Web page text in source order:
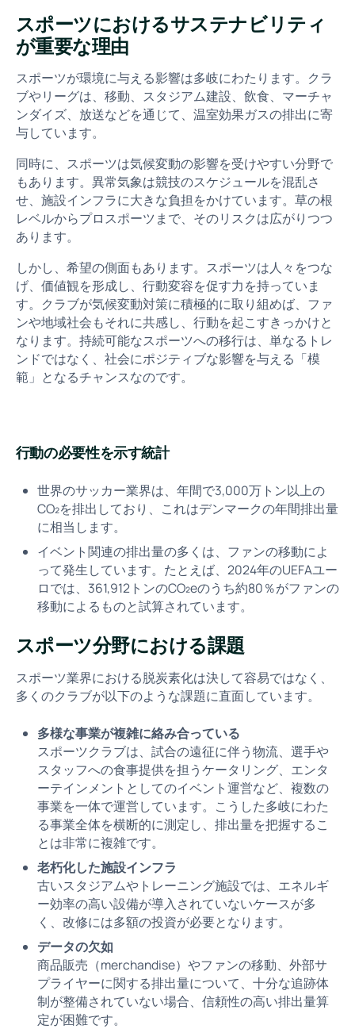
スポーツにおけるサステナビリティ
が重要な理由
スポーツが環境に与える影響は多岐にわたります。クラ
ブやリーグは、移動、スタジアム建設、飲食、マーチャ
ンダイズ、放送などを通じて、温室効果ガスの排出に寄
与しています。
同時に、スポーツは気候変動の影響を受けやすい分野で
もあります。異常気象は競技のスケジュールを混乱さ
せ、施設インフラに大きな負担をかけています。草の根
レベルからプロスポーツまで、そのリスクは広がりつつ
あります。
しかし、希望の側面もあります。スポーツは人々をつな
げ、価値観を形成し、行動変容を促す力を持っていま
す。クラブが気候変動対策に積極的に取り組めば、ファ
ンや地域社会もそれに共感し、行動を起こすきっかけと
なります。持続可能なスポーツへの移行は、単なるトレ
ンドではなく、社会にポジティブな影響を与える「模
範」となるチャンスなのです。
行動の必要性を示す統計
世界のサッカー業界は、年間で3,000万トン以上の
CO₂を排出しており、これはデンマークの年間排出量
に相当します。
イベント関連の排出量の多くは、ファンの移動によ
って発生しています。たとえば、2024年のUEFAユー
ロでは、361,912トンのCO₂eのうち約80％がファンの
移動によるものと試算されています。
スポーツ分野における課題
スポーツ業界における脱炭素化は決して容易ではなく、
多くのクラブが以下のような課題に直面しています。
多様な事業が複雑に絡み合っている
スポーツクラブは、試合の遠征に伴う物流、選手や
スタッフへの食事提供を担うケータリング、エンタ
ーテインメントとしてのイベント運営など、複数の
事業を一体で運営しています。こうした多岐にわた
る事業全体を横断的に測定し、排出量を把握するこ
とは非常に複雑です。
老朽化した施設インフラ
古いスタジアムやトレーニング施設では、エネルギ
ー効率の高い設備が導入されていないケースが多
く、改修には多額の投資が必要となります。
データの欠如
商品販売（merchandise）やファンの移動、外部サ
プライヤーに関する排出量について、十分な追跡体
制が整備されていない場合、信頼性の高い排出量算
定が困難です。